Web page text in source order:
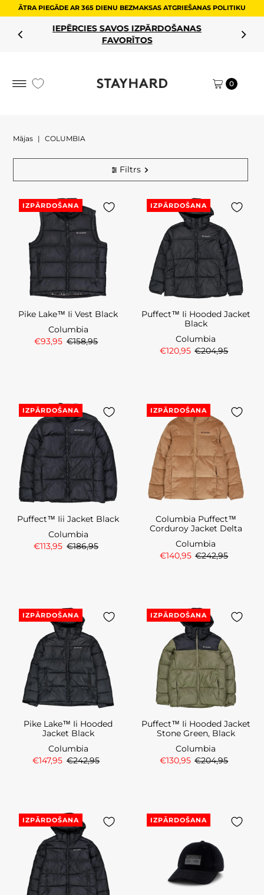
ĀTRA PIEGĀDE AR 365 DIENU BEZMAKSAS ATGRIEŠANAS POLITIKU
IEPĒRCIES SAVOS IZPĀRDOŠANAS
FAVORĪTOS
0
Mājas | COLUMBIA
Filtrs
IZPĀRDOŠANA
Pike Lake™ Ii Vest Black
Columbia
€93,95 €158,95
IZPĀRDOŠANA
Puffect™ Ii Hooded Jacket
Black
Columbia
€120,95 €204,95
IZPĀRDOŠANA
Puffect™ Iii Jacket Black
Columbia
€113,95 €186,95
IZPĀRDOŠANA
Columbia Puffect™
Corduroy Jacket Delta
Columbia
€140,95 €242,95
IZPĀRDOŠANA
Pike Lake™ Ii Hooded
Jacket Black
Columbia
€147,95 €242,95
IZPĀRDOŠANA
Puffect™ Ii Hooded Jacket
Stone Green, Black
Columbia
€130,95 €204,95
IZPĀRDOŠANA IZPĀRDOŠANA